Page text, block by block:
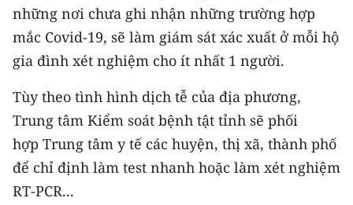
những nơi chưa ghi nhận những trường hợp
mắc Covid-19, sẽ làm giám sát xác xuất ở mỗi hộ
gia đình xét nghiệm cho ít nhất 1 người.
Tùy theo tình hình dịch tễ của địa phương,
Trung tâm Kiểm soát bệnh tật tỉnh sẽ phối
hợp Trung tâm y tế các huyện, thị xã, thành phố
để chỉ định làm test nhanh hoặc làm xét nghiệm
RT-PCR...